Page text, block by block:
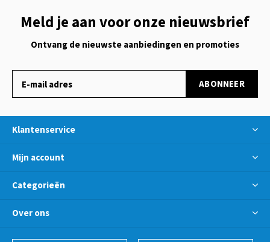
Meld je aan voor onze nieuwsbrief
Ontvang de nieuwste aanbiedingen en promoties
ABONNEER
Klantenservice
Mijn account
Categorieën
Over ons